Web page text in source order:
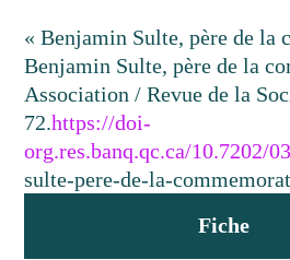
« Benjamin Sulte, père de la
Benjamin Sulte, père de la
Association / Revue de la
72.https://doi-
org.res.banq.qc.ca/10.7202/
sulte-pere-de-la-
Fiche